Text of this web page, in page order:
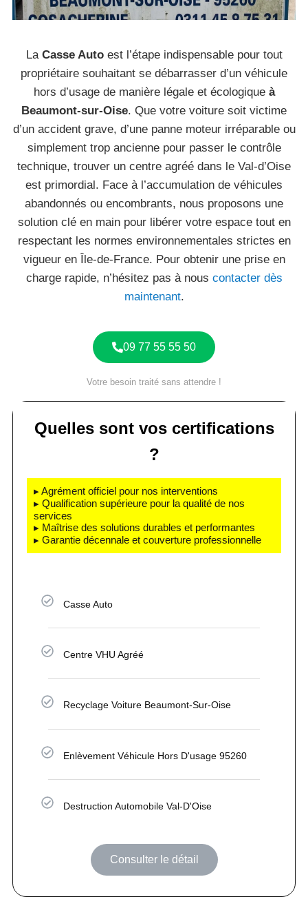
La Casse Autoest l’étape indispensable pour tout
propriétaire souhaitant se débarrasser d’un véhicule
hors d’usage de manière légale et écologique à
Beaumont-sur-Oise. Que votre voiture soit victime
d’un accident grave, d’une panne moteur irréparable ou
simplement trop ancienne pour passer le contrôle
technique, trouver un centre agréé dans le Val-d’Oise
est primordial. Face à l’accumulation de véhicules
abandonnés ou encombrants, nous proposons une
solution clé en main pour libérer votre espace tout en
respectant les normes environnementales strictes en
vigueur en Île-de-France. Pour obtenir une prise en
charge rapide, n’hésitez pas à nous contacter dès
maintenant.
09 77 55 55 50
Votre besoin traité sans attendre !
Quelles sont vos certifications
?
▸ Agrément officiel pour nos interventions
▸ Qualification supérieure pour la qualité de nos
services
▸ Maîtrise des solutions durables et performantes
▸ Garantie décennale et couverture professionnelle
Casse Auto
Centre VHU Agréé
Recyclage Voiture Beaumont-Sur-Oise
Enlèvement Véhicule Hors D'usage 95260
Destruction Automobile Val-D'Oise
Consulter le détail